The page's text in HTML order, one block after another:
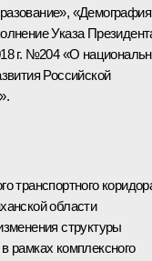
Указа
г. №204 «О
Российской
транспортного
области
структуры
рамках комплексного